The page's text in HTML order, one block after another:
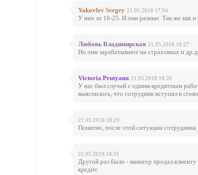
Yakovlev Sergey 21.05.2018 17:54
У них зп 16-25. И они разные. Так же как и
Любовь Владимирская 21.05.2018 18:27
Но они зарабатывают на страховках и
Victoria Prutyanu 21.05.2018 18:29
У нас был случай с одним кредитным
выяснилось, что сотрудник вступил в
21.05.2018 18:29
Понятно, после этой ситуации
21.05.2018 18:31
Другой раз было - манагер продал
кредит.